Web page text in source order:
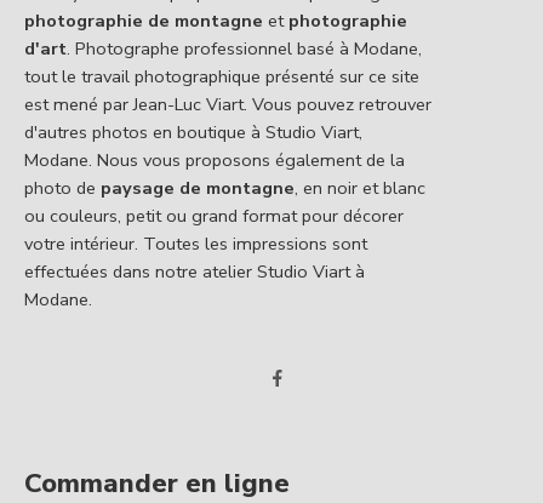
photographie de montagne et photographie
d'art. Photographe professionnel basé à Modane,
tout le travail photographique présenté sur ce site
est mené par Jean-Luc Viart. Vous pouvez retrouver
d'autres photos en boutique à Studio Viart,
Modane. Nous vous proposons également de la
photo de paysage de montagne, en noir et blanc
ou couleurs, petit ou grand format pour décorer
votre intérieur. Toutes les impressions sont
effectuées dans notre atelier Studio Viart à
Modane.
Commander en ligne